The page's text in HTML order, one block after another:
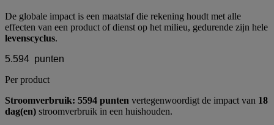
De globale impact is een maatstaf die rekening houdt met alle
effecten van een product of dienst op het milieu, gedurende zijn hele
levenscyclus.
5.594 punten
Per product
Stroomverbruik: 5594 punten vertegenwoordigt de impact van 18
dag(en) stroomverbruik in een huishouden.